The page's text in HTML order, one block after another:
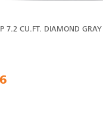
7.2 CU.FT. DIAMOND